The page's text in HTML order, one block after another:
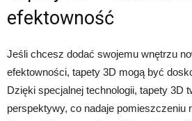
efektowność
Jeśli chcesz dodać swojemu wnętrzu
efektowności, tapety 3D mogą być
Dzięki specjalnej technologii, tapety 3D
perspektywy, co nadaje pomieszczeniu